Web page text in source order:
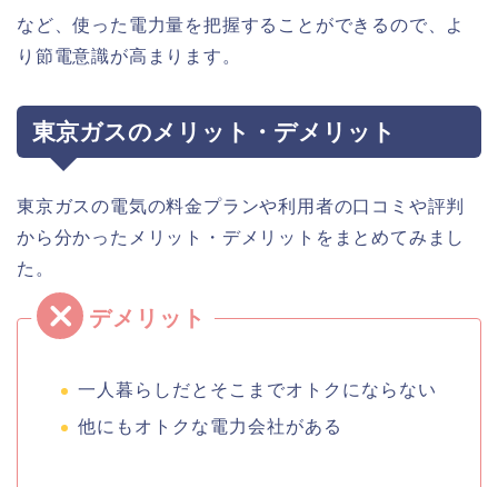
など、使った電力量を把握することができるので、よ
り節電意識が高まります。
東京ガスのメリット・デメリット
東京ガスの電気の料金プランや利用者の口コミや評判
から分かったメリット・デメリットをまとめてみまし
た。
一人暮らしだとそこまでオトクにならない
他にもオトクな電力会社がある